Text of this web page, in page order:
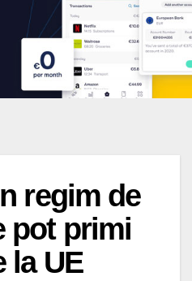
regim de
pot primi
la UE